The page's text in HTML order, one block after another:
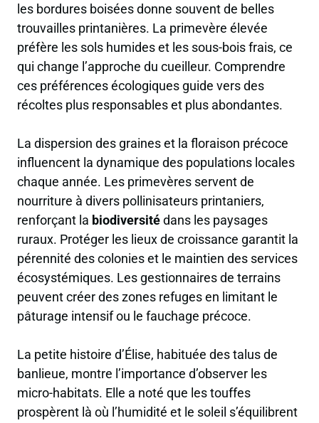
les bordures boisées donne souvent de belles
trouvailles printanières. La primevère élevée
préfère les sols humides et les sous-bois frais, ce
qui change l’approche du cueilleur. Comprendre
ces préférences écologiques guide vers des
récoltes plus responsables et plus abondantes.
La dispersion des graines et la floraison précoce
influencent la dynamique des populations locales
chaque année. Les primevères servent de
nourriture à divers pollinisateurs printaniers,
renforçant la biodiversitédans les paysages
ruraux. Protéger les lieux de croissance garantit la
pérennité des colonies et le maintien des services
écosystémiques. Les gestionnaires de terrains
peuvent créer des zones refuges en limitant le
pâturage intensif ou le fauchage précoce.
La petite histoire d’Élise, habituée des talus de
banlieue, montre l’importance d’observer les
micro-habitats. Elle a noté que les touffes
prospèrent là où l’humidité et le soleil s’équilibrent